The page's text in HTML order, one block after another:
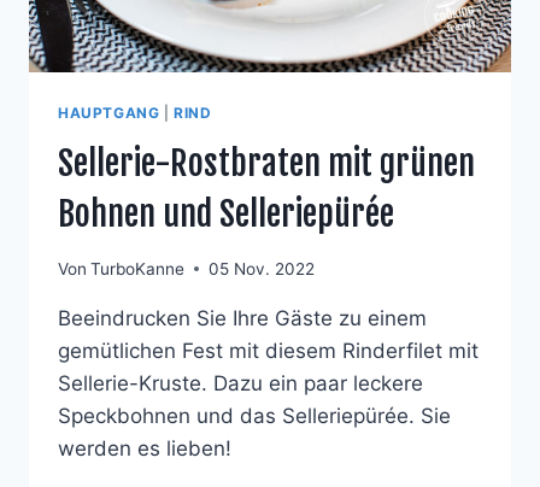
HAUPTGANG |RIND
Sellerie-Rostbraten mit grünen
Bohnen und Selleriepürée
Von TurboKanne 05 Nov. 2022
Beeindrucken Sie Ihre Gäste zu einem
gemütlichen Fest mit diesem Rinderfilet mit
Sellerie-Kruste. Dazu ein paar leckere
Speckbohnen und das Selleriepürée. Sie
werden es lieben!